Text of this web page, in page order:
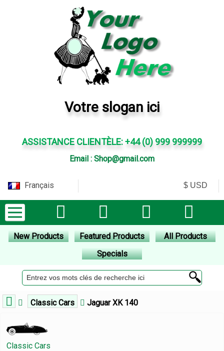
Votre slogan ici
ASSISTANCE CLIENTÈLE: +44 (0) 999 999999
Email : Shop@gmail.com
Français
New Products Featured Products
All Products
Specials
Classic Cars Jaguar XK 140
Classic Cars